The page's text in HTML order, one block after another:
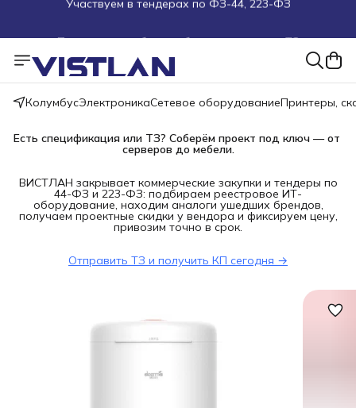
Пуско-наладочные работы
Пришлите запрос на e-mail или в чат
Более 100 000 позиций в наличии и под заказ
КолумбусЭлектроникаСетевое оборудованиеПринтеры,
Есть спецификация или ТЗ? Соберём проект под ключ — от
серверов до мебели.
ВИСТЛАН закрывает коммерческие закупки и тендеры по
44-ФЗ и 223-ФЗ: подбираем реестровое ИТ-
оборудование, находим аналоги ушедших брендов,
получаем проектные скидки у вендора и фиксируем цену,
привозим точно в срок.
Отправить ТЗ и получить КП сегодня →